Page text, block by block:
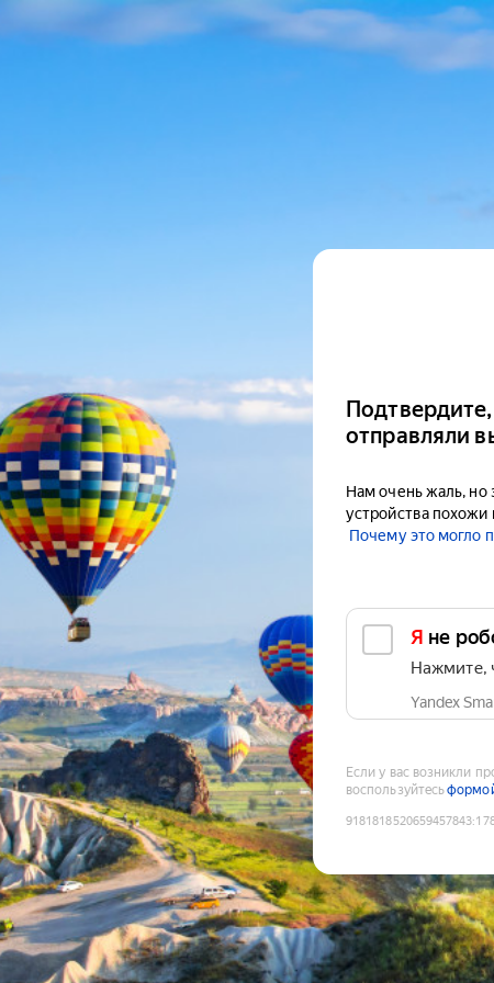
отправляли
Нам очень жаль, но
устройства похожи
Почему это могло
Я не
Нажмите,
Yandex
Если у вас возникли
воспользуйтесь
9181818520659457843: